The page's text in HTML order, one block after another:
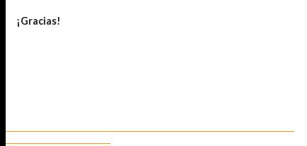
¡Gracias!